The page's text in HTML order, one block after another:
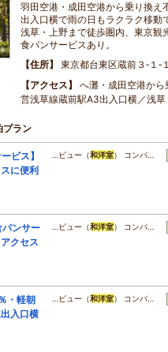
羽田空港・成田空港から乗り換え
出入口横で雨の日もラクラク移動
浅草・上野まで徒歩圏内、東京観
食パンサービスあり。
住所
東京都台東区蔵前３‐１‐
アクセス
へ灘・成田空港か
営浅草線蔵前駅A3出入口横／浅
プラン
ビス】
に便利
…ビュー（和洋室） コンパ…
パンサー
クセス
…ビュー（和洋室） コンパ…
・軽朝
入口横
…ビュー（和洋室） コンパ…